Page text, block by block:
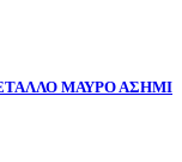
ΜΑΥΡΟ ΑΣΗΜΙ